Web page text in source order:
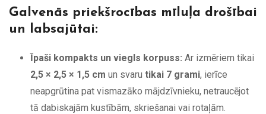
Galvenās priekšrocības mīluļa drošībai
un labsajūtai:
Īpaši kompakts un viegls korpuss: Ar izmēriem tikai
2,5 × 2,5 × 1,5 cm un svaru tikai 7 grami, ierīce
neapgrūtina pat vismazāko mājdzīvnieku, netraucējot
tā dabiskajām kustībām, skriešanai vai rotaļām.